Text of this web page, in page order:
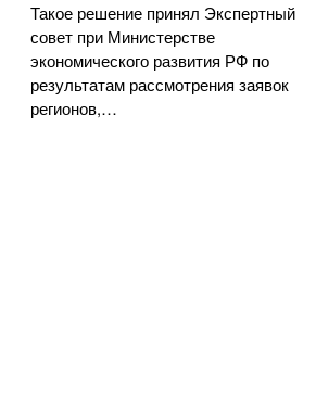
Такое решение принял Экспертный
совет при Министерстве
экономического развития РФ по
результатам рассмотрения заявок
регионов,…